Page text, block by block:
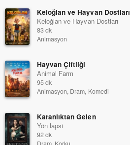
Keloğlan ve Hayvan Dostları
Keloğlan ve Hayvan Dostları
83 dk
Animasyon
Hayvan Çiftliği
Animal Farm
95 dk
Animasyon, Dram, Komedi
Karanlıktan Gelen
Yön lapsi
92 dk